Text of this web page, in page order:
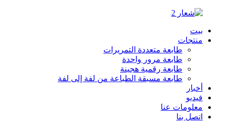
بيت
منتجات
طابعة متعددة التمريرات
طابعة مرور واحدة
طابعة رقمية هجينة
طابعة مسبقة الطباعة من لفة إلى لفة
أخبار
فيديو
معلومات عنا
اتصل بنا